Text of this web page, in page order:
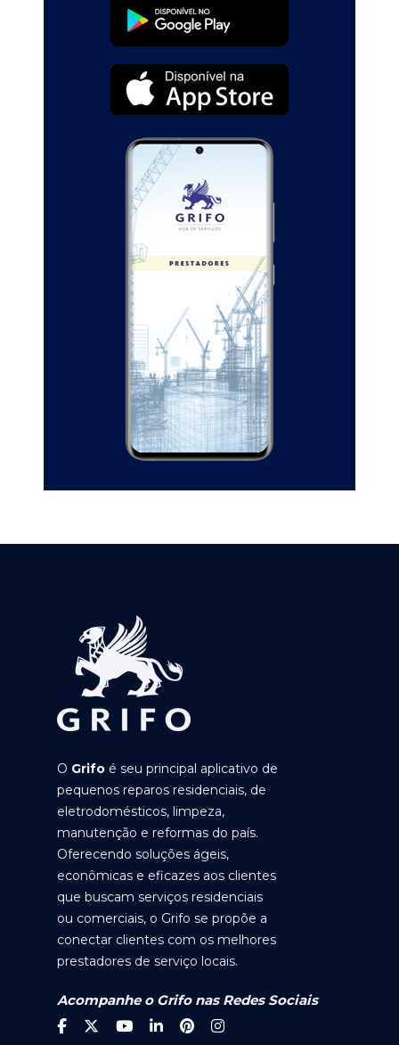
O Grifo é seu principal aplicativo de
pequenos reparos residenciais, de
eletrodomésticos, limpeza,
manutenção e reformas do país.
Oferecendo soluções ágeis,
econômicas e eficazes aos clientes
que buscam serviços residenciais
ou comerciais, o Grifo se propõe a
conectar clientes com os melhores
prestadores de serviço locais.
Acompanhe o Grifo nas Redes Sociais